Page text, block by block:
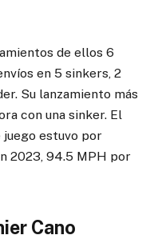
de ellos 6
en 5 sinkers, 2
Su lanzamiento más
con una sinker. El
estuvo por
2023, 94.5 MPH por
Cano